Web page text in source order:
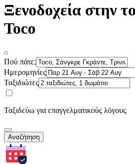
Ξενοδοχεία στην
Toco
Πού πάτε;
Ημερομηνίες
Ταξιδιώτες
Ταξιδεύω για επαγγελματικούς λόγους
Αναζήτηση